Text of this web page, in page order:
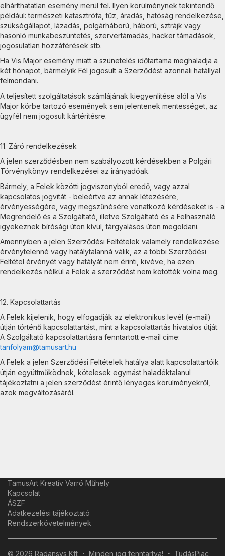
elháríthatatlan esemény merül fel. Ilyen körülménynek tekintendő
például: természeti katasztrófa, tűz, áradás, hatóság rendelkezése,
szükségállapot, lázadás, polgárháború, háború, sztrájk vagy
hasonló munkabeszüntetés, szervertámadás, hacker támadások,
jogosulatlan hozzáférések stb.
Ha Vis Major esemény miatt a szünetelés időtartama meghaladja a
két hónapot, bármelyik Fél jogosult a Szerződést azonnali hatállyal
felmondani.
A teljesített szolgáltatások számlájának kiegyenlítése alól a Vis
Major körbe tartozó események sem jelentenek mentességet, az
ügyfél nem jogosult kártérítésre.
11. Záró rendelkezések
A jelen szerződésben nem szabályozott kérdésekben a Polgári
Törvénykönyv rendelkezései az irányadóak.
Bármely, a Felek közötti jogviszonyból eredő, vagy azzal
kapcsolatos jogvitát - beleértve az annak létezésére,
érvényességére, vagy megszűnésére vonatkozó kérdéseket is - a
Megrendelő és a Szolgáltató, illetve Szolgáltató és a Felhasználó
igyekeznek bírósági úton kívül, tárgyalásos úton megoldani.
Amennyiben a jelen Szerződési Feltételek valamely rendelkezése
érvénytelenné vagy hatálytalanná válik, az a többi Szerződési
Feltétel érvényét vagy hatályát nem érinti, kivéve, ha ezen
rendelkezés nélkül a Felek a szerződést nem kötötték volna meg.
12. Kapcsolattartás
A Felek kijelenik, hogy elfogadják az elektronikus levél (e-mail)
útján történő kapcsolattartást, mint a kapcsolattartás hivatalos útját.
A Szolgáltató kapcsolattartásra fenntartott e-mail címe:
tanfolyam@tamusart.hu
A Felek a jelen Szerződési Feltételek hatálya alatt kapcsolattartóik
útján együttműködnek, kötelesek egymást haladéktalanul
tájékoztatni a jelen szerződést érintő lényeges körülményekről,
azok megváltozásáról.
TamusArt Kreatív Varró Műhely
Kapcsolat
ÁSZF
Adatkezelési tájékoztató
Rendszerkövetelmények
© 2026 Radansys Kft Minden jog fenntartva! TudásPiac